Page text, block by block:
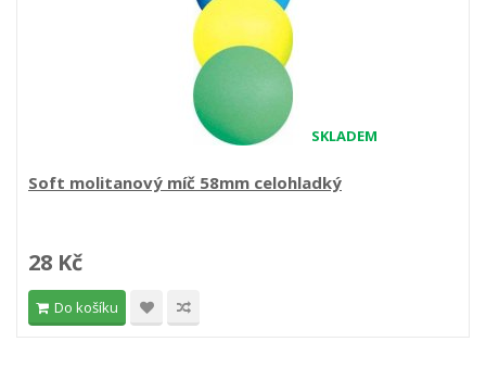
SKLADEM
Soft molitanový míč 58mm celohladký
28 Kč
Do košíku